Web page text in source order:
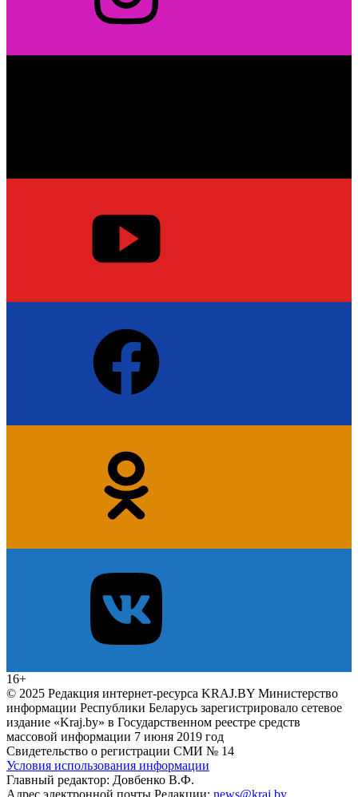
16+
© 2025 Редакция интернет-ресурса KRAJ.BY Министерство
информации Республики Беларусь зарегистрировало сетевое
издание «Kraj.by» в Государственном реестре средств
массовой информации 7 июня 2019 год
Свидетельство о регистрации СМИ № 14
Условия использования информации
Главный редактор: Довбенко В.Ф.